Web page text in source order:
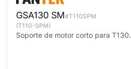
GSA130 SM#T110SPM
(T110-SPM)
Soporte de motor corto para T130.